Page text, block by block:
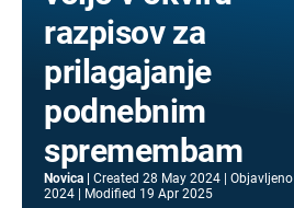
razpisov za
prilagajanje
podnebnim
spremembam
Novica Created 28 May 2024 Objavljeno
2024
Modified 19 Apr 2025